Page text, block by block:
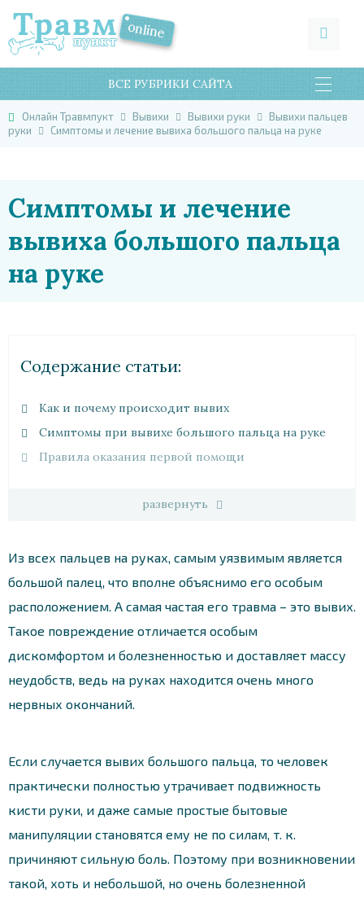
ВСЕ РУБРИКИ САЙТА
Онлайн Травмпукт Вывихи Вывихи руки
Вывихи пальцев
руки
Симптомы и лечение вывиха большого пальца на руке
Симптомы и лечение
вывиха большого пальца
на руке
Cодержание статьи:
Как и почему происходит вывих
Симптомы при вывихе большого пальца на руке
Правила оказания первой помощи
развернуть
Из всех пальцев на руках, самым уязвимым является
большой палец, что вполне объяснимо его особым
расположением. А самая частая его травма – это вывих.
Такое повреждение отличается особым
дискомфортом и болезненностью и доставляет массу
неудобств, ведь на руках находится очень много
нервных окончаний.
Если случается вывих большого пальца, то человек
практически полностью утрачивает подвижность
кисти руки, и даже самые простые бытовые
манипуляции становятся ему не по силам, т. к.
причиняют сильную боль. Поэтому при возникновении
такой, хоть и небольшой, но очень болезненной